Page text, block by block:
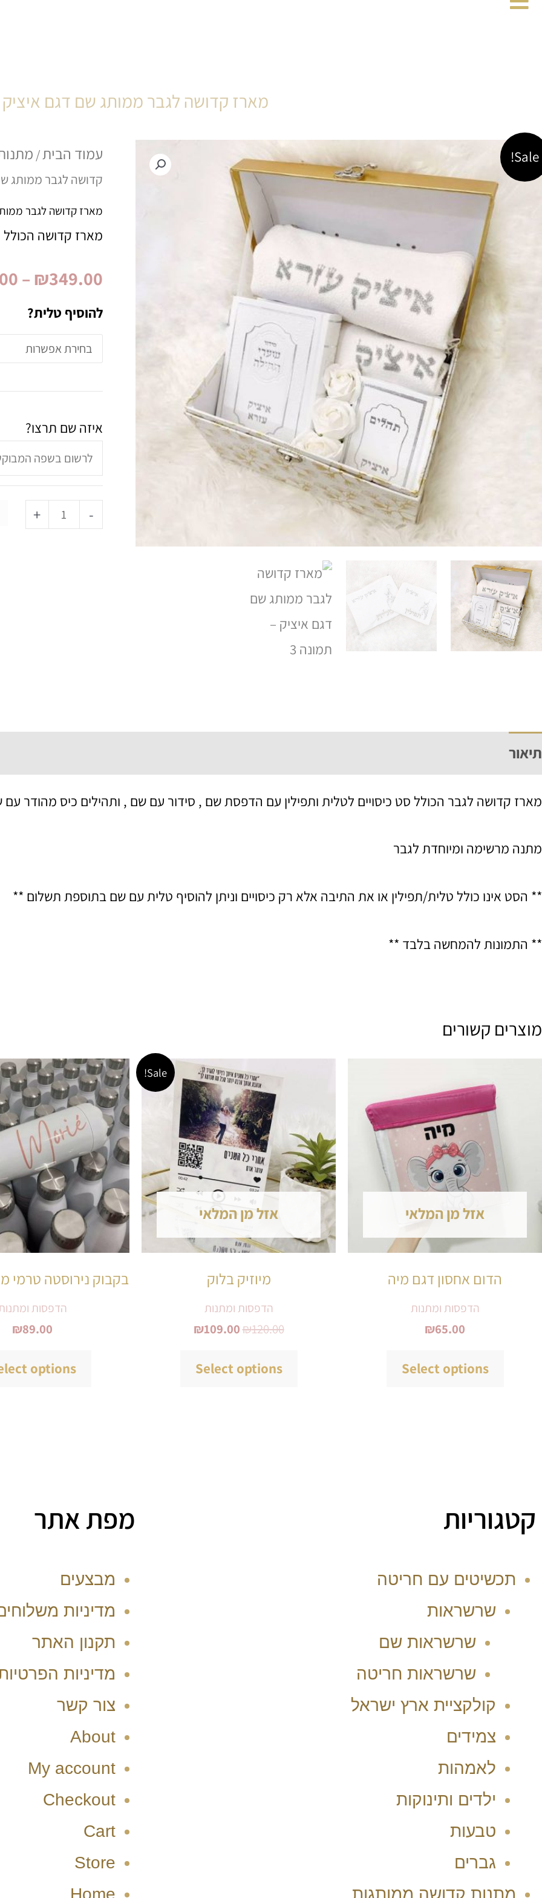
מארז קדושה לגבר ממותג שם דגם איציק
Sale! עמוד הבית/
קדושה לגבר ממותג
מארז קדושה לגבר
מארז קדושה הכולל
₪349.00
–
להוסיף טלית?
איזה שם תרצו?
-
כמות
של
קדושה
ממותג
שם
דגם
איציק
+
תיאור
מארז קדושה לגבר הכולל סט כיסויים לטלית ותפילין עם הדפסת שם , סידור עם שם , ותהילים כיס מהודר
מתנה מרשימה ומיוחדת לגבר
** הסט אינו כולל טלית/תפילין או את התיבה אלא רק כיסויים וניתן להוסיף טלית עם שם בתוספת תשלום **
** התמונות להמחשה בלבד **
מוצרים קשורים
אזל מן המלאי
הדום אחסון דגם מיה
הדפסות ומתנות
₪65.00
Select options
זה
יש
מספר
סוגים.
ניתן
את
Sale!
אזל מן המלאי
מיוזיק בלוק
הדפסות ומתנות
₪120.00
המחיר
המקורי
היה:
₪120.00.
₪109.00
המחיר
הנוכחי
הוא:
₪109.00.
Select options
בקבוק נירוסטה טרמי
הדפסות
₪89.00
options
קטגוריות
תכשיטים עם חריטה
שרשראות
שרשראות שם
שרשראות חריטה
קולקציית ארץ ישראל
צמידים
לאמהות
ילדים ותינוקות
טבעות
גברים
מפת אתר
מבצעים
מדיניות
תקנון האתר
מדיניות
צור קשר
About
My account
Checkout
Cart
Store